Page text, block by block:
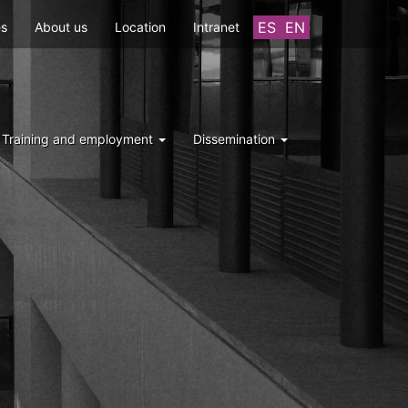
ES EN
About us Location Intranet
Training and employment Dissemination